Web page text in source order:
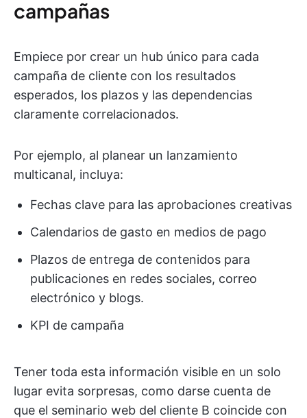
campañas
Empiece por crear un hub único para cada
campaña de cliente con los resultados
esperados, los plazos y las dependencias
claramente correlacionados.
Por ejemplo, al planear un lanzamiento
multicanal, incluya:
Fechas clave para las aprobaciones creativas
Calendarios de gasto en medios de pago
Plazos de entrega de contenidos para
publicaciones en redes sociales, correo
electrónico y blogs.
KPI de campaña
Tener toda esta información visible en un solo
lugar evita sorpresas, como darse cuenta de
que el seminario web del cliente B coincide con